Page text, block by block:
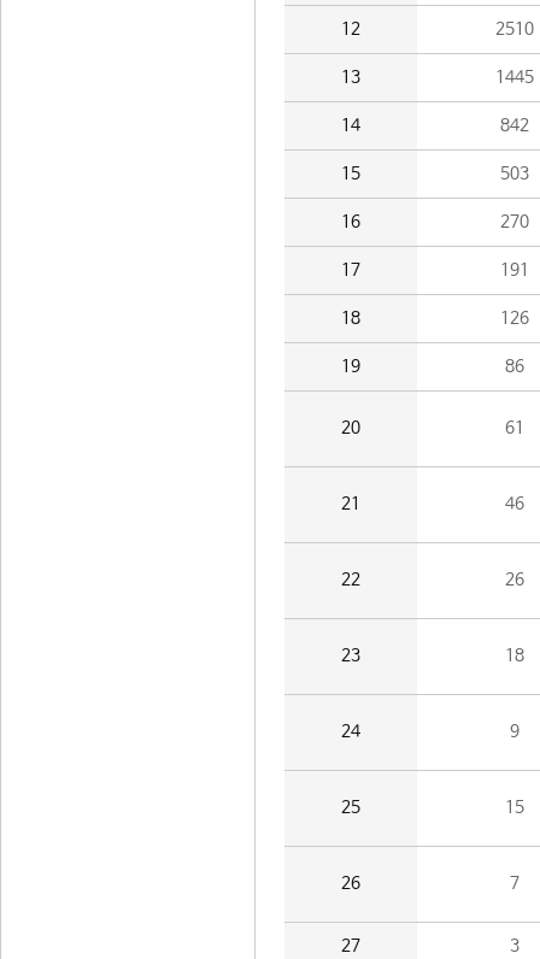
12 2510
13 1445
14 842
15 503
16 270
17 191
18 126
19 86
20 61
21 46
22 26
23 18
24 9
25 15
26 7
27 3